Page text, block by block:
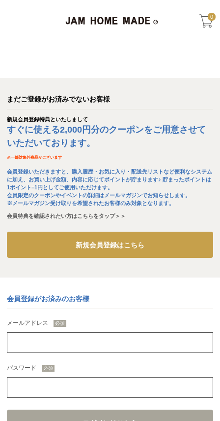
0
まだご登録がお済みでないお客様
新規会員登録特典といたしまして
すぐに使える2,000円分のクーポンをご用意させて
いただいております。
※一部対象外商品がございます
会員登録いただきますと、購入履歴・お気に入り・配送先リストなど便利なシステム
に加え、お買い上げ金額、内容に応じてポイントが貯まります♪ 貯まったポイントは
1ポイント=1円としてご使用いただけます。
会員限定のクーポンやイベントの詳細はメールマガジンでお知らせします。
※メールマガジン受け取りを希望されたお客様のみ対象となります。
会員特典を確認されたい方はこちらをタップ＞＞
新規会員登録はこちら
会員登録がお済みのお客様
メールアドレス
パスワード